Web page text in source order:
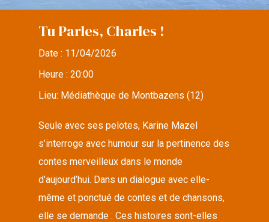
Tu Parles, Charles !
Date : 11/04/2026
Heure :20:00
Lieu: Médiathèque de Montbazens (12)
Seule avec ses pelotes, Karine Mazel
s’interroge avec humour sur la pertinence des
contes merveilleux dans le monde
d’aujourd’hui. Dans un dialogue avec elle-
même et ponctué de contes et de chansons,
elle se demande : Ces histoires sont-elles